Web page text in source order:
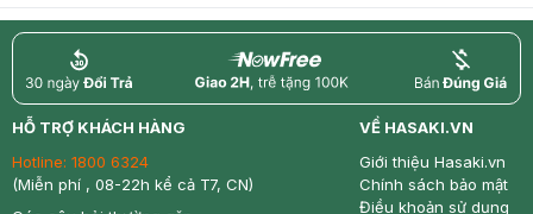
return nowfree price
HỖ TRỢ KHÁCH HÀNG
Hotline: 1800 6324
(Miễn phí , 08-22h kể cả T7, CN)
VỀ HASAKI.VN
Giới thiệu Hasaki.vn
Chính sách bảo mật
Điều khoản sử dụng